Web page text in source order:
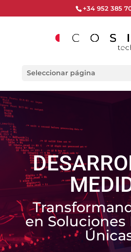
+34 952 385
Seleccionar página
en Soluciones